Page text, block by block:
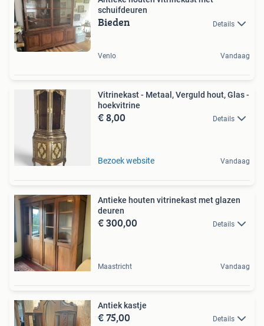
schuifdeuren
Bieden Details
Venlo Vandaag
Vitrinekast - Metaal, Verguld hout, Glas -
hoekvitrine
€ 8,00 Details
Bezoek website Vandaag
Antieke houten vitrinekast met glazen
deuren
€ 300,00 Details
Maastricht Vandaag
Antiek kastje
€ 75,00 Details